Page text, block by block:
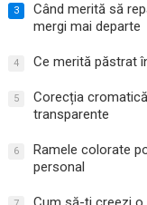
3
Când merită să
mergi mai departe
4 Ce merită păstrat
5
Corecția
transparente
6
Ramele colorate
personal